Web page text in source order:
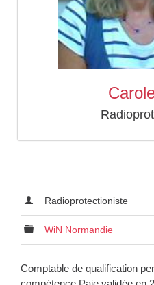
Radioprotectioniste
WiN Normandie
Comptable de qualification